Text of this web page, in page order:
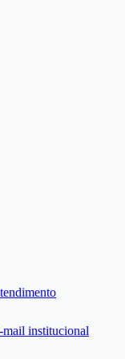
mail institucional